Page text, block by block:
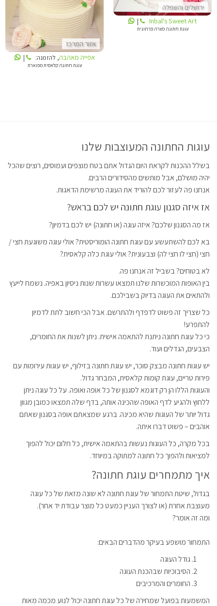
ירושלים והשפלה
Inbal's Sweet Art
|
עוגת חתונה כשרה פרחונית
אזור המרכז
אפייה מאהבה, להזמנה: |
עוגת חתונה קלאסית מפוארת
עוגות החתונה המעוצבות שלנו
בשלל ההכנות לקראת היום הגדול אתם בטח מוצפים ועמוסים, רוצים שהכל
יהיה מושלם, אבל מותשים מהסידורים הרבים.
אנחנו פה לעזור לכם להוריד את העוגה מרשימת הדאגות.
אז איזה סגנון עוגת חתונה יש לכם בראש?
אז מה הסגנון שלכם? איזה עוגה (או חתונה) יש לכם בדמיון?
בא לכם להשתעשע עם עוגת חתונה הומוריסטית? אולי עוגה משוגעת חצי /
חצי (חצי לו חצי לה) וצבעונית? אולי עוגת כלה קלאסית?
לא בטוחים? בשביל זה אנחנו פה.
בין האופות המוכשרות שלנו תמצאו עשרות שנות ניסיון באפיה. נשמח לייעץ
ולהתאים את העוגה בדיוק בשבילכם.
כל שצריך זה פשוט לדפדף ולהתרשם. אבל הכי חשוב לתת לדמיון
להתפרע!
כי כל עוגת חתונה ניתנת להתאמה אישית. ניתן לשנות את החומרים,
הצבעים, הגדלים ועוד.
יש עוגות חתונה מבצק סוכר, יש עוגת חתונה בזילוף, יש עוגות עירומות עם
פירות טריים, עוגת קומות קלאסית, המבחר גדול.
והעוגות הללו הן רק דוגמא לסגנון של כל אופה ואופה. על כל עוגה ניתן
ללחוץ ולהגיע לדף האופה שהכינה אותה, בדף שלה תמצאו כמובן מגוון
גדול יותר של העוגות שהיא מכינה. ברגע שמצאתם אופה בסגנון שאתם
אוהבים – פשוט דברו איתה.
בכל מקרה, כל העוגות נעשות בהתאמה אישית, כל חלום יכול להפוך
למציאות ולהפוך כל חתונה למתוקה במיוחד.
איך מתמחרים עוגת חתונה?
בגדול, שיטת התמחור של עוגת חתונה לא שונה מזאת של כל עוגה
מעוצבת אחרת (או לצורך העניין כמעט כל מוצר עבודת יד אחר).
ומה זה אומר?
התמחור מושפע בעיקר מהדברים הבאים:
גודל העוגה
הסיבוכיות שבהכנת העוגה
החומרים והמרכיבים
המשמעות בפועל שמחירה של כל עוגת חתונה יכול לנוע מכמה מאות